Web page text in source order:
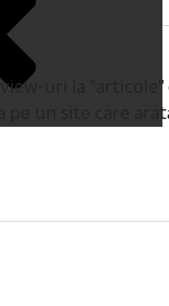
uri la
un site care